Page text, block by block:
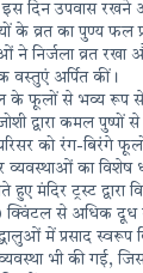
इस दिन उपवास
व्रत का पुण्य फल
ने निर्जला व्रत रखा
वस्तुएं अर्पित कीं।
फूलों से भव्य रूप से
द्वारा कमल पुष्पों
परिसर को रंग-
का विशेष
मंदिर ट्रस्ट द्वारा
क्विंटल से अधिक दूध
में प्रसाद स्वरूप
भी की गई,